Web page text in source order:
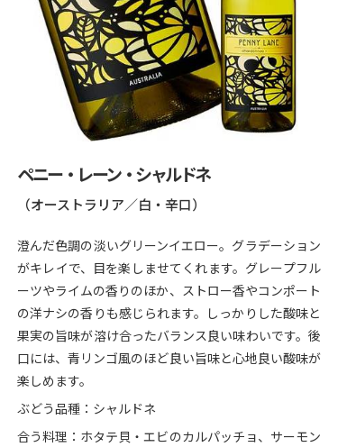
ペニー・レーン・シャルドネ
（オーストラリア／白・辛口）
澄んだ色調の淡いグリーンイエロー。グラデーション
がキレイで、目を楽しませてくれます。グレープフル
ーツやライムの香りのほか、ストロー香やコンポート
の洋ナシの香りも感じられます。しっかりした酸味と
果実の旨味が溶け合ったバランス良い味わいです。後
口には、青リンゴ風のほど良い旨味と心地良い酸味が
楽しめます。
ぶどう品種：シャルドネ
合う料理：ホタテ貝・エビのカルパッチョ、サーモン